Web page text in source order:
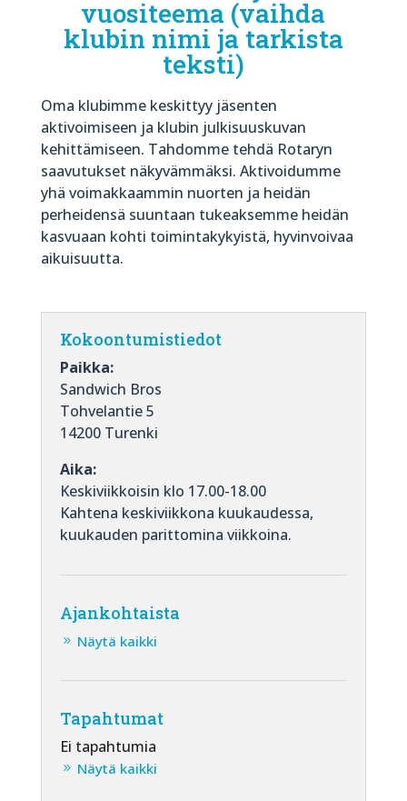
vuositeema (vaihda
klubin nimi ja tarkista
teksti)
Oma klubimme keskittyy jäsenten
aktivoimiseen ja klubin julkisuuskuvan
kehittämiseen. Tahdomme tehdä Rotaryn
saavutukset näkyvämmäksi. Aktivoidumme
yhä voimakkaammin nuorten ja heidän
perheidensä suuntaan tukeaksemme heidän
kasvuaan kohti toimintakykyistä, hyvinvoivaa
aikuisuutta.
Kokoontumistiedot
Paikka:
Sandwich Bros
Tohvelantie 5
14200 Turenki
Aika:
Keskiviikkoisin klo 17.00-18.00
Kahtena keskiviikkona kuukaudessa,
kuukauden parittomina viikkoina.
Ajankohtaista
Näytä kaikki
Tapahtumat
Ei tapahtumia
Näytä kaikki